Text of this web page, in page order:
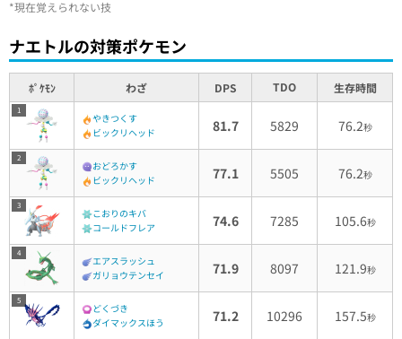
*現在覚えられない技
ナエトルの対策ポケモン
ﾎﾟｹﾓﾝ わざ DPS TDO 生存時間
1
やきつくす
ビックリヘッド
81.7 5829 76.2秒
2
おどろかす
ビックリヘッド
77.1 5505 76.2秒
3
こおりのキバ
コールドフレア
74.6 7285 105.6秒
4
エアスラッシュ
ガリョウテンセイ
71.9 8097 121.9秒
5
どくづき
ダイマックスほう
71.2 10296 157.5秒